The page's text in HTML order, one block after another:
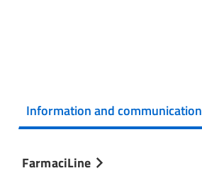
Information and communication
FarmaciLine